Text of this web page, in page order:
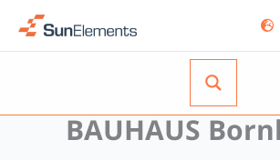
Inhalt
BAUHAUS